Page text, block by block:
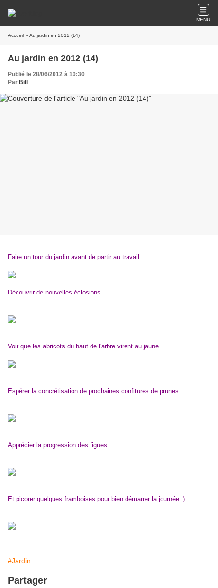
MENU
Accueil » Au jardin en 2012 (14)
Au jardin en 2012 (14)
Publié le 28/06/2012 à 10:30
Par Bill
Faire un tour du jardin avant de partir au travail
Découvrir de nouvelles éclosions
Voir que les abricots du haut de l'arbre virent au jaune
Espérer la concrétisation de prochaines confitures de prunes
Apprécier la progression des figues
Et picorer quelques framboises pour bien démarrer la journée :)
#Jardin
Partager